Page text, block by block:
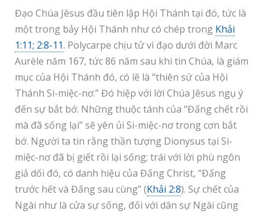
Đạo Chúa Jêsus đầu tiên lập Hội Thánh tại đó, tức là
một trong bảy Hội Thánh như có chép trong Khải
1:11; 2:8-11. Polycarpe chịu tử vì đạo dưới đời Marc
Aurèle năm 167, tức 86 năm sau khi tin Chúa, là giám
mục của Hội Thánh đó, có lẽ là “thiên sứ của Hội
Thánh Si-miệc-nơ.” Đó hiệp với lời Chúa Jêsus ngụ ý
đến sự bắt bớ. Những thuộc tánh của “Đấng chết rồi
mà đã sống lại” sẽ yên ủi Si-miệc-nơ trong cơn bắt
bớ. Người ta tin rằng thần tượng Dionysus tại Si-
miệc-nơ đã bị giết rồi lại sống; trái với lời phù ngôn
giả dối đó, có danh hiệu của Đấng Christ, “Đấng
trước hết và Đấng sau cùng” (Khải 2:8). Sự chết của
Ngài như là cửa sự sống, đối với dân sự Ngài cũng